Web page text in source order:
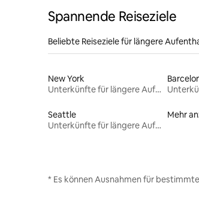
Spannende Reiseziele
Beliebte Reiseziele für längere
New York
Unterkünfte für längere Aufenthalte
Seattle
Unterkünfte für längere Aufenthalte
Mehr
* Es können Ausnahmen für